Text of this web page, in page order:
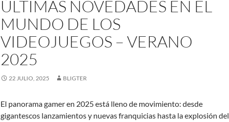
ÚLTIMAS NOVEDADES EN EL
MUNDO DE LOS
VIDEOJUEGOS – VERANO
2025
22 JULIO, 2025 BLIGTER
El panorama gamer en 2025 está lleno de movimiento: desde
gigantescos lanzamientos y nuevas franquicias hasta la explosión del